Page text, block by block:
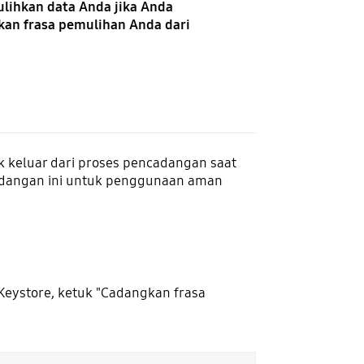
data Anda jika Anda
frasa pemulihan Anda dari
dari proses pencadangan saat
ini untuk penggunaan aman
ketuk "Cadangkan frasa